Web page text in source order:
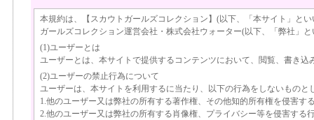
本規約は、【スカウトガールズコレクション】(以下、「本サイト」と
ガールズコレクション運営会社・株式会社ウォーター(以下、「弊社」
(1)ユーザーとは
ユーザーとは、本サイトで提供するコンテンツにおいて、閲覧、書き
(2)ユーザーの禁止行為について
ユーザーは、本サイトを利用するに当たり、以下の行為をしないものと
1.他のユーザー又は弊社の所有する著作権、その他知的所有権を侵害す
2.他のユーザー又は弊社の所有する肖像権、プライバシー等を侵害する